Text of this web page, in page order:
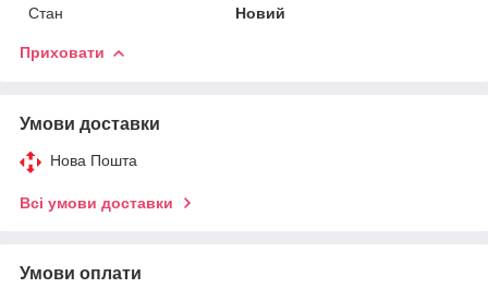
Стан
Новий
Приховати
Умови доставки
Нова Пошта
Всі умови доставки
Умови оплати